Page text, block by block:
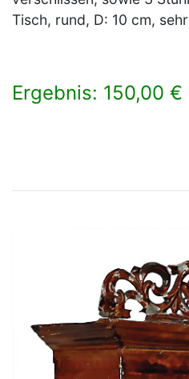
Tisch, rund, D: 10 cm,
Ergebnis: 150,00 €